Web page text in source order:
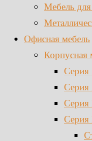
Мебель
Офисная мебель
Корпусная
Серия
Серия